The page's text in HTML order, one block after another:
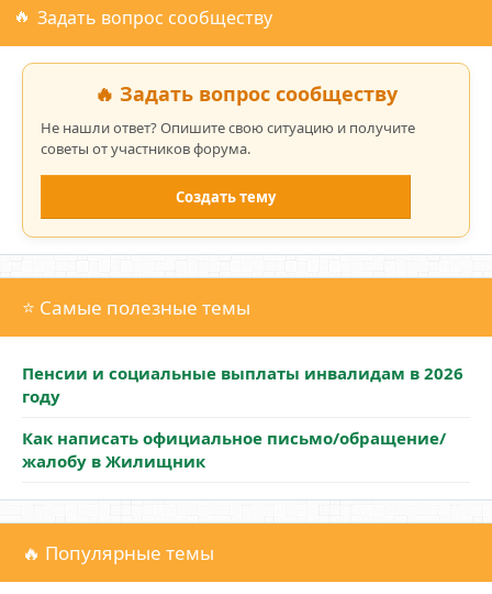
Задать вопрос сообществу
🔥 Задать вопрос сообществу
Не нашли ответ? Опишите свою ситуацию и получите
советы от участников форума.
Создать тему
⭐ Самые полезные темы
Пенсии и социальные выплаты инвалидам в 2026
году
Как написать официальное письмо/обращение/
жалобу в Жилищник
🔥 Популярные темы